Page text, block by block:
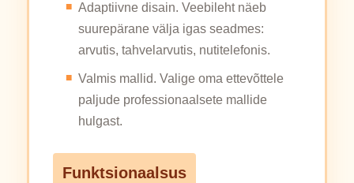
Adaptiivne disain. Veebileht näeb
suurepärane välja igas seadmes:
arvutis, tahvelarvutis, nutitelefonis.
Valmis mallid. Valige oma ettevõttele
paljude professionaalsete mallide
hulgast.
Funktsionaalsus